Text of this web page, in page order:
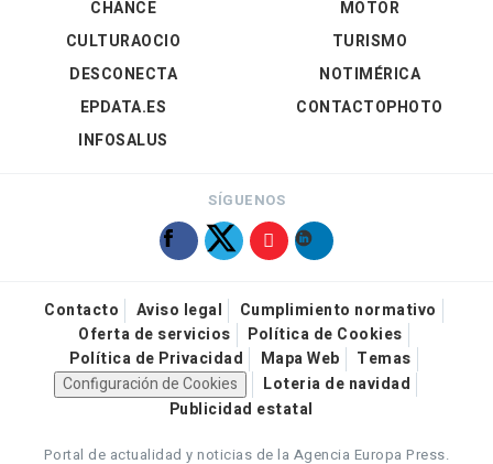
CHANCE
CULTURAOCIO
DESCONECTA
EPDATA.ES
INFOSALUS
MOTOR
TURISMO
NOTIMÉRICA
CONTACTOPHOTO
SÍGUENOS
Contacto Aviso legal
Cumplimiento normativo
Oferta de servicios
Política de Cookies
Política de Privacidad
Mapa Web
Temas
Configuración de Cookies
Loteria de navidad
Publicidad estatal
Portal de actualidad y noticias de la Agencia Europa Press.